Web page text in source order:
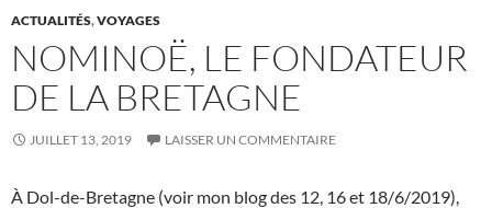
ACTUALITÉS,VOYAGES
NOMINOË, LE FONDATEUR
DE LA BRETAGNE
JUILLET 13, 2019 LAISSER UN COMMENTAIRE
À Dol-de-Bretagne (voir mon blog des 12, 16 et 18/6/2019),